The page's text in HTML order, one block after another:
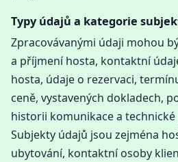
Typy údajů a kategorie
Zpracovávanými údaji mohou
a příjmení hosta, kontaktní
hosta, údaje o rezervaci,
ceně, vystavených dokladech,
historii komunikace a
Subjekty údajů jsou zejména
ubytování, kontaktní osoby